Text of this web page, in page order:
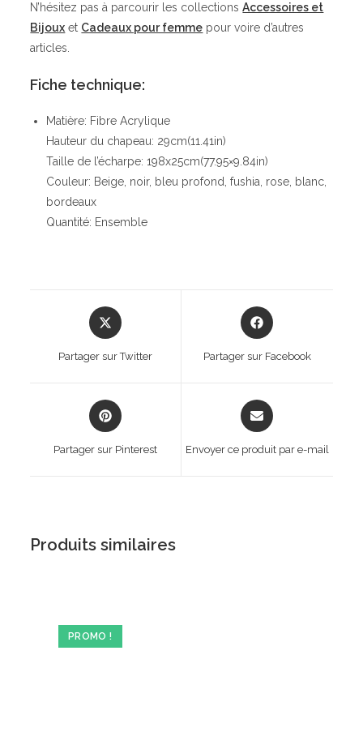
N’hésitez pas à parcourir les collectionsAccessoires et
Bijoux et Cadeaux pour femme pour voire d’autres
articles.
Fiche technique:
Matière: Fibre Acrylique
Hauteur du chapeau: 29cm(11.41in)
Taille de l’écharpe: 198x25cm(77.95×9.84in)
Couleur: Beige, noir, bleu profond, fushia, rose, blanc,
bordeaux
Quantité: Ensemble
Opens
in
new
Partager sur Twitter
Opens
in
Partager sur Facebook
Opens
in
Partager sur Pinterest
Opens
in
new
Envoyer ce produit par e-mail
Produits similaires
PROMO !